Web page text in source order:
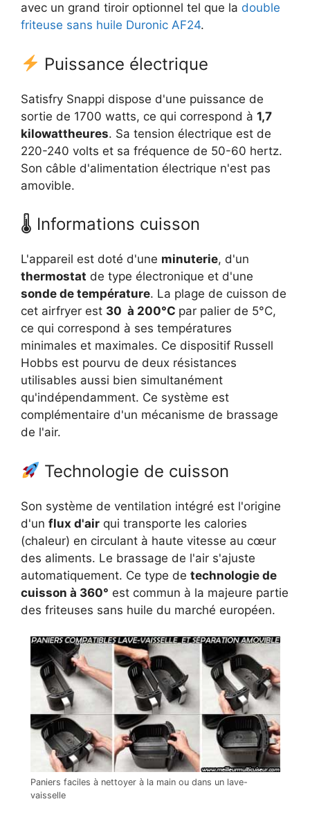
avec un grand tiroir optionnel tel que la double
friteuse sans huile Duronic AF24.
Puissance électrique
Satisfry Snappi dispose d'une puissance de
sortie de 1700 watts, ce qui correspond à 1,7
kilowattheures. Sa tension électrique est de
220-240 volts et sa fréquence de 50-60 hertz.
Son câble d'alimentation électrique n'est pas
amovible.
🌡 Informations cuisson
L'appareil est doté d'une minuterie, d'un
thermostat de type électronique et d'une
sonde de température. La plage de cuisson de
cet airfryer est 30 à 200°C par palier de 5°C,
ce qui correspond à ses températures
minimales et maximales. Ce dispositif Russell
Hobbs est pourvu de deux résistances
utilisables aussi bien simultanément
qu'indépendamment. Ce système est
complémentaire d'un mécanisme de brassage
de l'air.
Technologie de cuisson
Son système de ventilation intégré est l'origine
d'un flux d'air qui transporte les calories
(chaleur) en circulant à haute vitesse au cœur
des aliments. Le brassage de l'air s'ajuste
automatiquement. Ce type de technologie de
cuisson à 360° est commun à la majeure partie
des friteuses sans huile du marché européen.
Paniers faciles à nettoyer à la main ou dans un lave-
vaisselle